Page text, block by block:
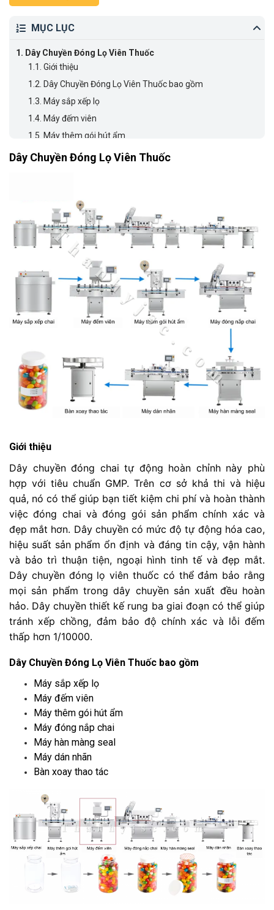
MỤC LỤC
1. Dây Chuyền Đóng Lọ Viên Thuốc
1.1. Giới thiệu
1.2. Dây Chuyền Đóng Lọ Viên Thuốc bao gồm
1.3. Máy sắp xếp lọ
1.4. Máy đếm viên
1.5. Máy thêm gói hút ẩm
1.6.
Máy đóng nắp chai
Bàn xoay thao tác
Dây Chuyền Đóng Lọ Viên Thuốc
Giới thiệu
Dây chuyền đóng chai tự động hoàn chỉnh này phù
hợp với tiêu chuẩn GMP. Trên cơ sở khả thi và hiệu
quả, nó có thể giúp bạn tiết kiệm chi phí và hoàn thành
việc đóng chai và đóng gói sản phẩm chính xác và
đẹp mắt hơn. Dây chuyền có mức độ tự động hóa cao,
hiệu suất sản phẩm ổn định và đáng tin cậy, vận hành
và bảo trì thuận tiện, ngoại hình tinh tế và đẹp mắt.
Dây chuyền đóng lọ viên thuốc có thể đảm bảo rằng
mọi sản phẩm trong dây chuyền sản xuất đều hoàn
hảo. Dây chuyền thiết kế rung ba giai đoạn có thể giúp
tránh xếp chồng, đảm bảo độ chính xác và lỗi đếm
thấp hơn 1/10000.
Dây Chuyền Đóng Lọ Viên Thuốc bao gồm
Máy sắp xếp lọ
Máy đếm viên
Máy thêm gói hút ẩm
Máy đóng nắp chai
Máy hàn màng seal
Máy dán nhãn
Bàn xoay thao tác